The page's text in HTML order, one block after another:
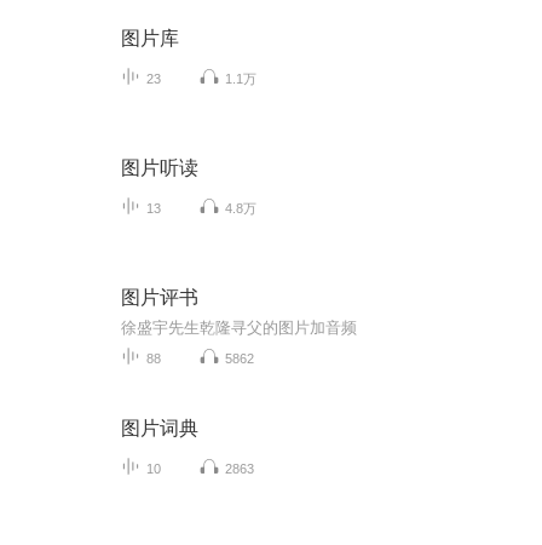
图片库
23 1.1万
图片听读
13 4.8万
图片评书
徐盛宇先生乾隆寻父的图片加音频
88 5862
图片词典
10 2863